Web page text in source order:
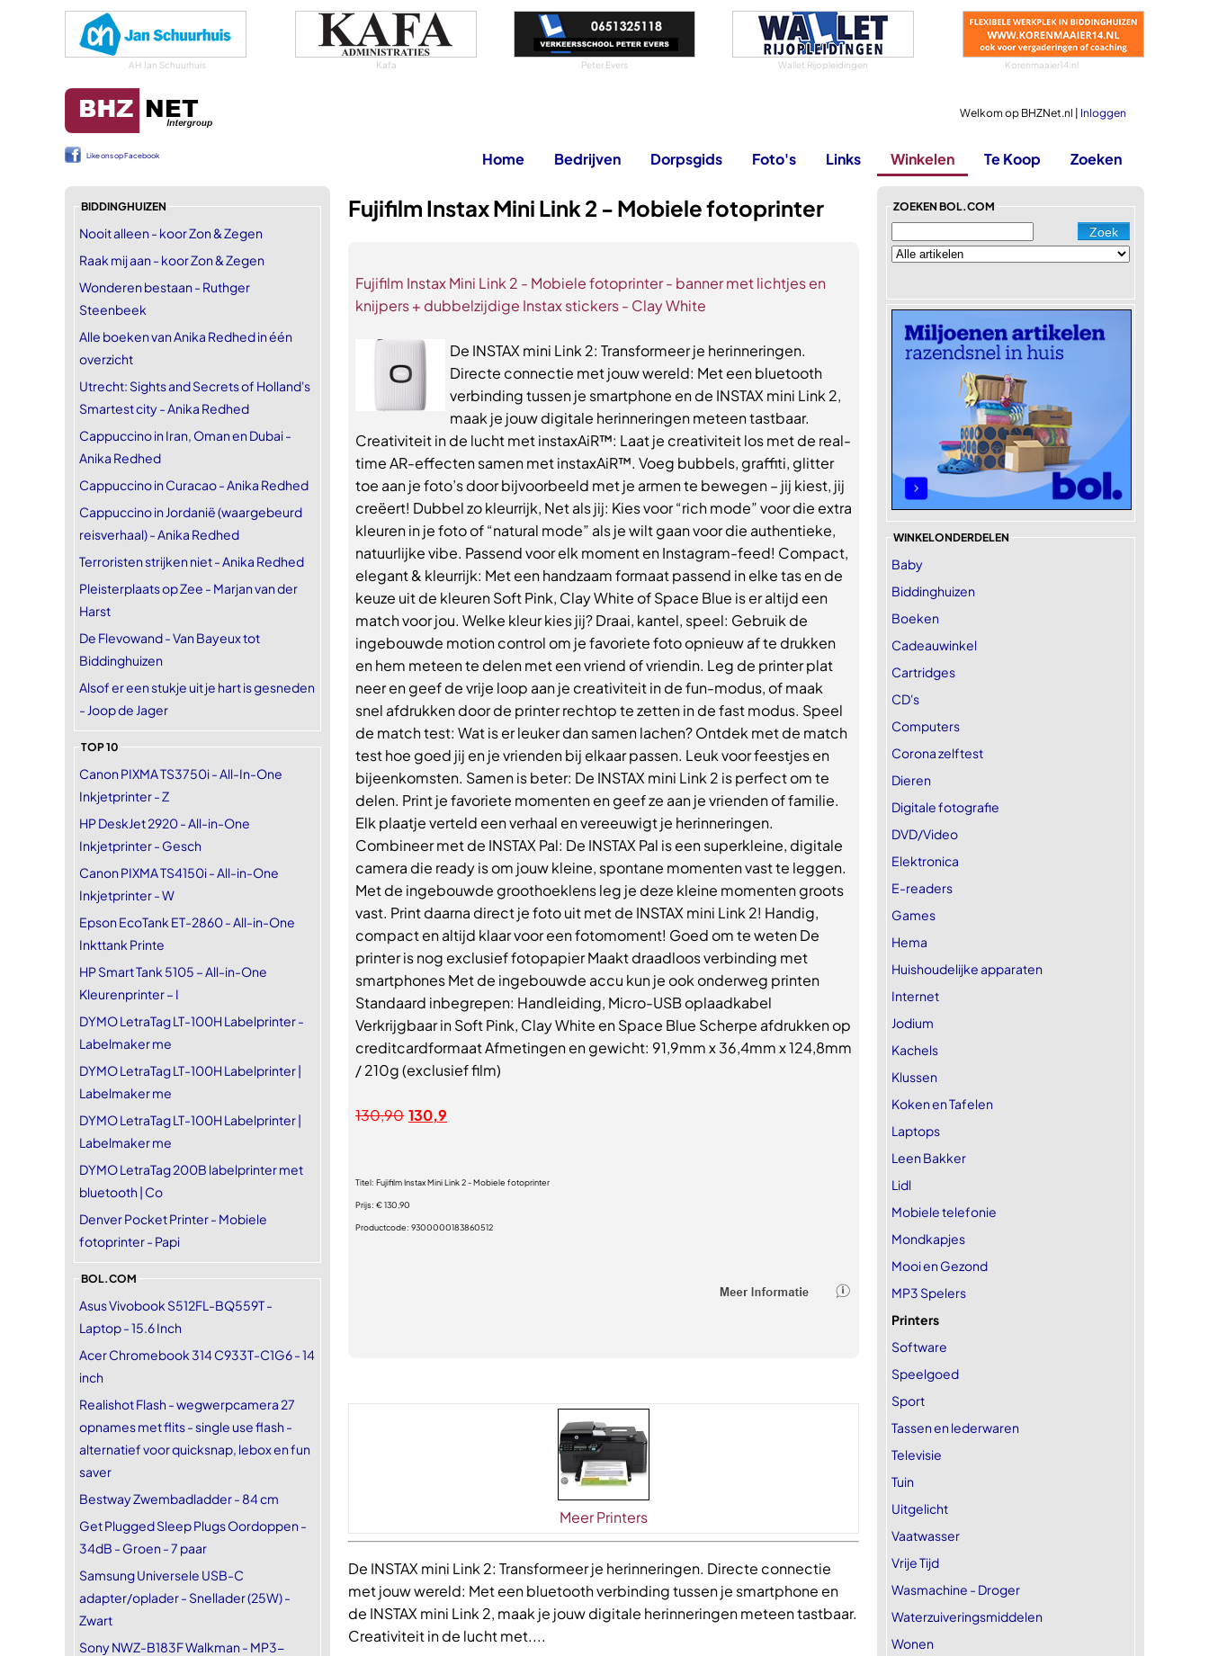
AH Jan Schuurhuis Kafa Peter Evers Wallet Rijopleidingen Korenmaaier14.nl
Welkom op BHZNet.nl | Inloggen
Like ons op Facebook Home Bedrijven Dorpsgids Foto's Links Winkelen Te Koop Zoeken
BIDDINGHUIZEN
Nooit alleen - koor Zon & Zegen
Raak mij aan - koor Zon & Zegen
Wonderen bestaan - Ruthger
Steenbeek
Alle boeken van Anika Redhed in één
overzicht
Utrecht: Sights and Secrets of Holland's
Smartest city - Anika Redhed
Cappuccino in Iran, Oman en Dubai -
Anika Redhed
Cappuccino in Curacao - Anika Redhed
Cappuccino in Jordanië (waargebeurd
reisverhaal) - Anika Redhed
Terroristen strijken niet - Anika Redhed
Pleisterplaats op Zee - Marjan van der
Harst
De Flevowand - Van Bayeux tot
Biddinghuizen
Alsof er een stukje uit je hart is gesneden
- Joop de Jager
TOP 10
Canon PIXMA TS3750i - All-In-One
Inkjetprinter - Z
HP DeskJet 2920 - All-in-One
Inkjetprinter - Gesch
Canon PIXMA TS4150i - All-in-One
Inkjetprinter - W
Epson EcoTank ET-2860 - All-in-One
Inkttank Printe
HP Smart Tank 5105 – All-in-One
Kleurenprinter – I
DYMO LetraTag LT-100H Labelprinter -
Labelmaker me
DYMO LetraTag LT-100H Labelprinter |
Labelmaker me
DYMO LetraTag LT-100H Labelprinter |
Labelmaker me
DYMO LetraTag 200B labelprinter met
bluetooth | Co
Denver Pocket Printer - Mobiele
fotoprinter - Papi
BOL.COM
Asus Vivobook S512FL-BQ559T -
Laptop - 15.6 Inch
Acer Chromebook 314 C933T-C1G6 - 14
inch
Realishot Flash - wegwerpcamera 27
opnames met flits - single use flash -
alternatief voor quicksnap, lebox en fun
saver
Bestway Zwembadladder - 84 cm
Get Plugged Sleep Plugs Oordoppen -
34dB - Groen - 7 paar
Samsung Universele USB-C
adapter/oplader - Snellader (25W) -
Zwart
Sony NWZ-B183F Walkman - MP3-
Fujifilm Instax Mini Link 2 - Mobiele fotoprinter
Fujifilm Instax Mini Link 2 - Mobiele fotoprinter - banner met lichtjes en
knijpers + dubbelzijdige Instax stickers - Clay White
De INSTAX mini Link 2: Transformeer je herinneringen.
Directe connectie met jouw wereld: Met een bluetooth
verbinding tussen je smartphone en de INSTAX mini Link 2,
maak je jouw digitale herinneringen meteen tastbaar.
Creativiteit in de lucht met instaxAiR™: Laat je creativiteit los met de real-
time AR-effecten samen met instaxAiR™. Voeg bubbels, graffiti, glitter
toe aan je foto’s door bijvoorbeeld met je armen te bewegen – jij kiest, jij
creëert! Dubbel zo kleurrijk, Net als jij: Kies voor “rich mode” voor die extra
kleuren in je foto of “natural mode” als je wilt gaan voor die authentieke,
natuurlijke vibe. Passend voor elk moment en Instagram-feed! Compact,
elegant & kleurrijk: Met een handzaam formaat passend in elke tas en de
keuze uit de kleuren Soft Pink, Clay White of Space Blue is er altijd een
match voor jou. Welke kleur kies jij? Draai, kantel, speel: Gebruik de
ingebouwde motion control om je favoriete foto opnieuw af te drukken
en hem meteen te delen met een vriend of vriendin. Leg de printer plat
neer en geef de vrije loop aan je creativiteit in de fun-modus, of maak
snel afdrukken door de printer rechtop te zetten in de fast modus. Speel
de match test: Wat is er leuker dan samen lachen? Ontdek met de match
test hoe goed jij en je vrienden bij elkaar passen. Leuk voor feestjes en
bijeenkomsten. Samen is beter: De INSTAX mini Link 2 is perfect om te
delen. Print je favoriete momenten en geef ze aan je vrienden of familie.
Elk plaatje verteld een verhaal en vereeuwigt je herinneringen.
Combineer met de INSTAX Pal: De INSTAX Pal is een superkleine, digitale
camera die ready is om jouw kleine, spontane momenten vast te leggen.
Met de ingebouwde groothoeklens leg je deze kleine momenten groots
vast. Print daarna direct je foto uit met de INSTAX mini Link 2! Handig,
compact en altijd klaar voor een fotomoment! Goed om te weten De
printer is nog exclusief fotopapier Maakt draadloos verbinding met
smartphones Met de ingebouwde accu kun je ook onderweg printen
Standaard inbegrepen: Handleiding, Micro-USB oplaadkabel
Verkrijgbaar in Soft Pink, Clay White en Space Blue Scherpe afdrukken op
creditcardformaat Afmetingen en gewicht: 91,9mm x 36,4mm x 124,8mm
/ 210g (exclusief film)
130,90 130,9
Titel: Fujifilm Instax Mini Link 2 - Mobiele fotoprinter
Prijs: € 130,90
Productcode: 9300000183860512
Meer Printers
De INSTAX mini Link 2: Transformeer je herinneringen. Directe connectie
met jouw wereld: Met een bluetooth verbinding tussen je smartphone en
de INSTAX mini Link 2, maak je jouw digitale herinneringen meteen tastbaar.
Creativiteit in de lucht met....
ZOEKEN BOL.COM
WINKELONDERDELEN
Baby
Biddinghuizen
Boeken
Cadeauwinkel
Cartridges
CD's
Computers
Corona zelftest
Dieren
Digitale fotografie
DVD/Video
Elektronica
E-readers
Games
Hema
Huishoudelijke apparaten
Internet
Jodium
Kachels
Klussen
Koken en Tafelen
Laptops
Leen Bakker
Lidl
Mobiele telefonie
Mondkapjes
Mooi en Gezond
MP3 Spelers
Printers
Software
Speelgoed
Sport
Tassen en lederwaren
Televisie
Tuin
Uitgelicht
Vaatwasser
Vrije Tijd
Wasmachine - Droger
Waterzuiveringsmiddelen
Wonen